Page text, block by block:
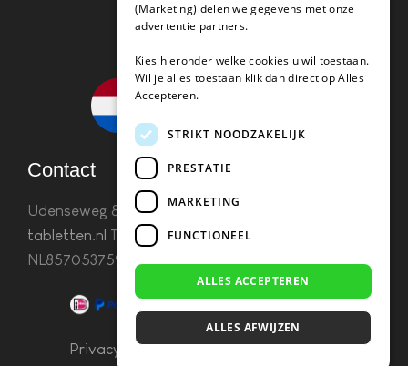
Contact
Udenseweg 8B 5405 PA Udeninfo(@)koffie-
tabletten.nl Tel. 085 782 5578KvK 67529623 Btw:
NL857053759B01
Privacy & Cookies–Algemene Voorwaarden
(Marketing) delen we gegevens met onze
advertentie partners.
Kies hieronder welke cookies u wil toestaan.
Wil je alles toestaan klik dan direct op Alles
Accepteren.
STRIKT NOODZAKELIJK
PRESTATIE
MARKETING
FUNCTIONEEL
ALLES ACCEPTEREN
ALLES AFWIJZEN